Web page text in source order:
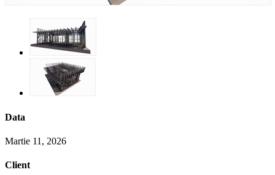
Data
Martie 11, 2026
Client